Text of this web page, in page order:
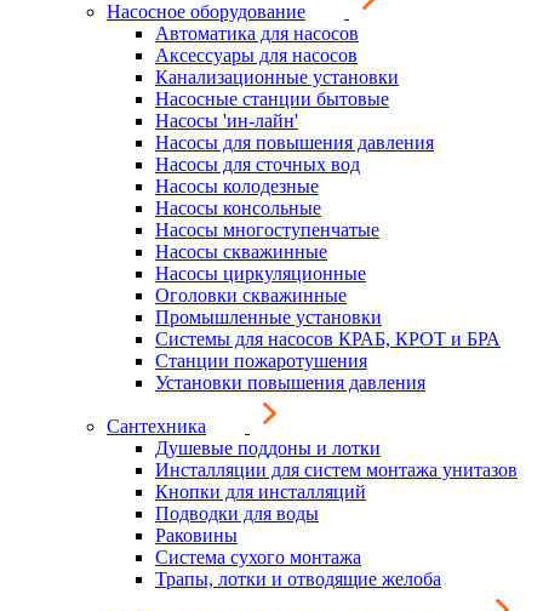
Насосное оборудование
Автоматика для насосов
Аксессуары для насосов
Канализационные установки
Насосные станции бытовые
Насосы 'ин-лайн'
Насосы для повышения давления
Насосы для сточных вод
Насосы колодезные
Насосы консольные
Насосы многоступенчатые
Насосы скважинные
Насосы циркуляционные
Оголовки скважинные
Промышленные установки
Системы для насосов КРАБ, КРОТ и БРА
Станции пожаротушения
Установки повышения давления
Сантехника
Душевые поддоны и лотки
Инсталляции для систем монтажа унитазов
Кнопки для инсталляций
Подводки для воды
Раковины
Система сухого монтажа
Трапы, лотки и отводящие желоба